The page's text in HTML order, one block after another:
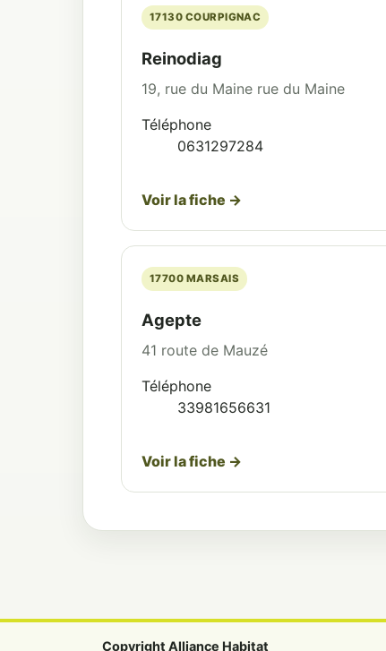
17130 COURPIGNAC
Reinodiag
19, rue du Maine rue du Maine
Téléphone
0631297284
Voir la fiche →
17700 MARSAIS
Agepte
41 route de Mauzé
Téléphone
33981656631
Voir la fiche →
Copyright Alliance Habitat